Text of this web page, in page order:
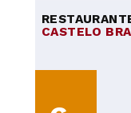
CASTELO